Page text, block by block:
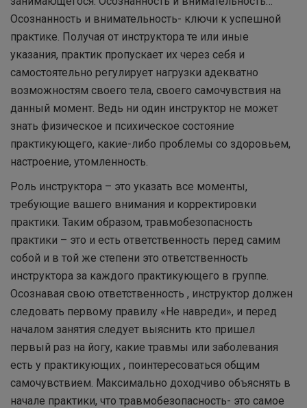
Осознанность и внимательность- ключи к успешной
практике. Получая от инструктора те или иные
указания, практик пропускает их через себя и
самостоятельно регулирует нагрузки адекватно
возможностям своего тела, своего самочувствия на
данный момент. Ведь ни один инструктор не может
знать физическое и психическое состояние
практикующего, какие-либо проблемы со здоровьем,
настроение, утомленность.
Роль инструктора – это указать все моменты,
требующие вашего внимания и корректировки
практики. Таким образом, травмобезопасность
практики – это и есть ответственность перед самим
собой и в той же степени это ответственность
инструктора за каждого практикующего в группе.
Осознавая свою ответственность , инструктор должен
следовать первому правилу «Не навреди», и перед
началом занятия следует выяснить кто пришел
первый раз на йогу, какие травмы или заболевания
есть у практикующих , поинтересоваться общим
самочувствием. Максимально доходчиво объяснять в
начале практики, что травмобезопасность- это самое